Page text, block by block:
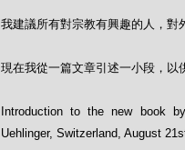
我建議所有對宗教有興趣的人，對
現在我從一篇文章引述一小段，以
Introduction to the new book
Uehlinger, Switzerland, August